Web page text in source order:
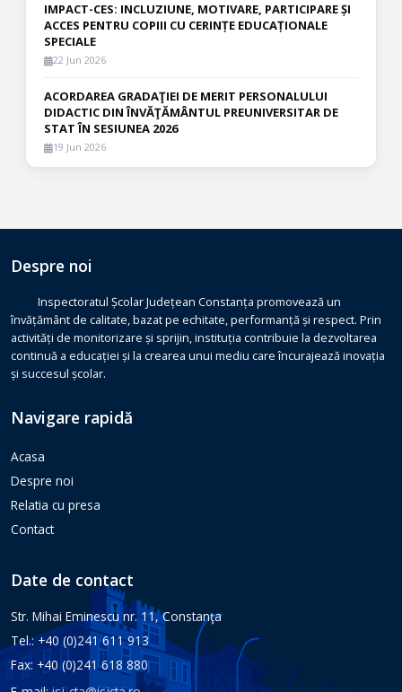
IMPACT-CES: INCLUZIUNE, MOTIVARE, PARTICIPARE ȘI
ACCES PENTRU COPIII CU CERINȚE EDUCAȚIONALE
SPECIALE
22 Jun 2026
ACORDAREA GRADAŢIEI DE MERIT PERSONALULUI
DIDACTIC DIN ÎNVĂŢĂMÂNTUL PREUNIVERSITAR DE
STAT ÎN SESIUNEA 2026
19 Jun 2026
Despre noi
Inspectoratul Școlar Județean Constanța promovează un
învățământ de calitate, bazat pe echitate, performanță și respect. Prin
activități de monitorizare și sprijin, instituția contribuie la dezvoltarea
continuă a educației și la crearea unui mediu care încurajează inovația
și succesul școlar.
Navigare rapidă
Acasa
Despre noi
Relatia cu presa
Contact
Date de contact
Str. Mihai Eminescu nr. 11, Constanţa
Tel.: +40 (0)241 611 913
Fax: +40 (0)241 618 880